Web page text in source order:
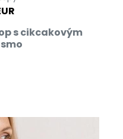
s cikcakovým